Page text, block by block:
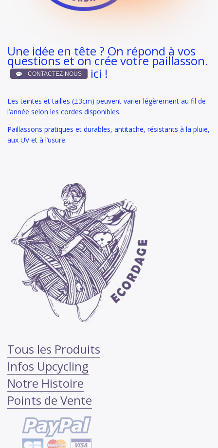
Une idée en tête ? On répond à vos
questions et on crée votre paillasson.
ici !
Les teintes et tailles (±3cm) peuvent varier légèrement au fil de
l’année selon les cordes disponibles.
Paillassons pratiques et durables, antitache, résistants à la pluie,
aux UV et à l’usure.
Tous les Produits
Infos Upcycling
Notre Histoire
Points de Vente